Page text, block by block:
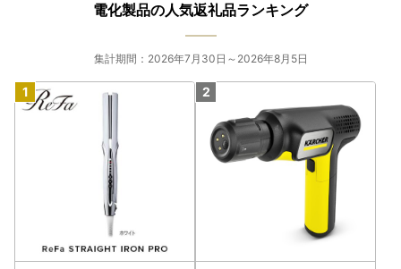
電化製品の人気返礼品ランキング
集計期間：2026年7月30日～2026年8月5日